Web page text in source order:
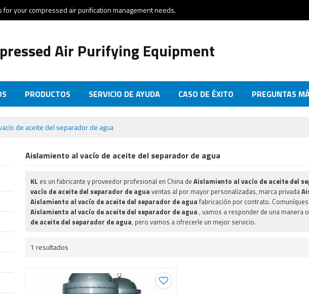
for your compressed air purification management needs.
Air Purifying Equipment
PRODUCTOS SERVICIO DE AYUDA CASO DE ÉXITO PREGUNTAS
de aceite del separador de agua
Aislamiento al vacío de aceite del separador de agua
KL es un fabricante y proveedor profesional en China de Aislamiento al vacío de aceite del
vacío de aceite del separador de aguaventas al por mayor personalizadas, marca privada
Aislamiento al vacío de aceite del separador de aguafabricación por contrato.
Aislamiento al vacío de aceite del separador de agua, vamos a responder de una
de aceite del separador de agua, pero vamos a ofrecerle un mejor servicio.
1 resultados